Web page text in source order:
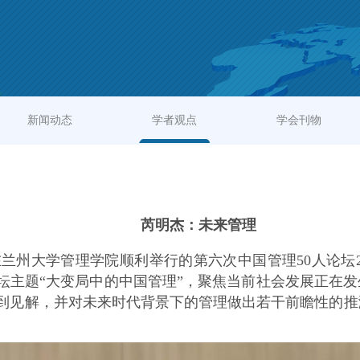
新闻动态 学者观点 学会刊物
芮明杰：未来管理
州大学管理学院顺利举行的第六次中国管理50人论
主题“大变局中的中国管理”，聚焦当前社会发展正在
见解，并对未来时代背景下的管理做出若干前瞻性的